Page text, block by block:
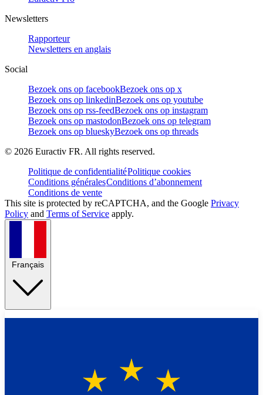
Newsletters
Rapporteur
Newsletters en anglais
Social
Bezoek ons op facebookBezoek ons op x
Bezoek ons op linkedinBezoek ons op youtube
Bezoek ons op rss-feedBezoek ons op instagram
Bezoek ons op mastodonBezoek ons op telegram
Bezoek ons op blueskyBezoek ons op threads
© 2026 Euractiv FR. All rights reserved.
Politique de confidentialitéPolitique cookies
Conditions généralesConditions d’abonnement
Conditions de vente
This site is protected by reCAPTCHA, and the Google Privacy
Policy and Terms of Service apply.
Français